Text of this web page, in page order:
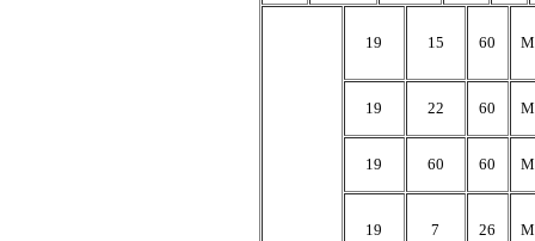
19 15 60 M
19 22 60 M
19 60 60 M
19 7 26 M